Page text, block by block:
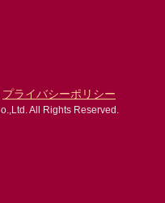
プライバシーポリシー
All Rights Reserved.